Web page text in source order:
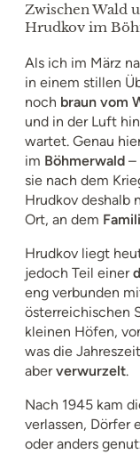
Zwischen Wald
Hrudkov im
Als ich im März
in einem stillen
noch braun vom
und in der Luft
wartet. Genau
im Böhmerwald –
sie nach dem
Hrudkov deshalb
Ort, an dem
Hrudkov liegt
jedoch Teil einer
eng verbunden
österreichischen
kleinen Höfen,
was die
aberverwurzelt.
Nach 1945 kam
verlassen, Dörfer
oder anders